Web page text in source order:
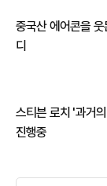
중국산 에어콘을 웃
디
스티븐 로치 '과거
진행중